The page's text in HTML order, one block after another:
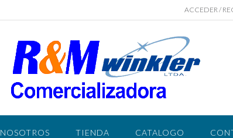
ACCEDER /
NOSOTROS TIENDA CATALOGO